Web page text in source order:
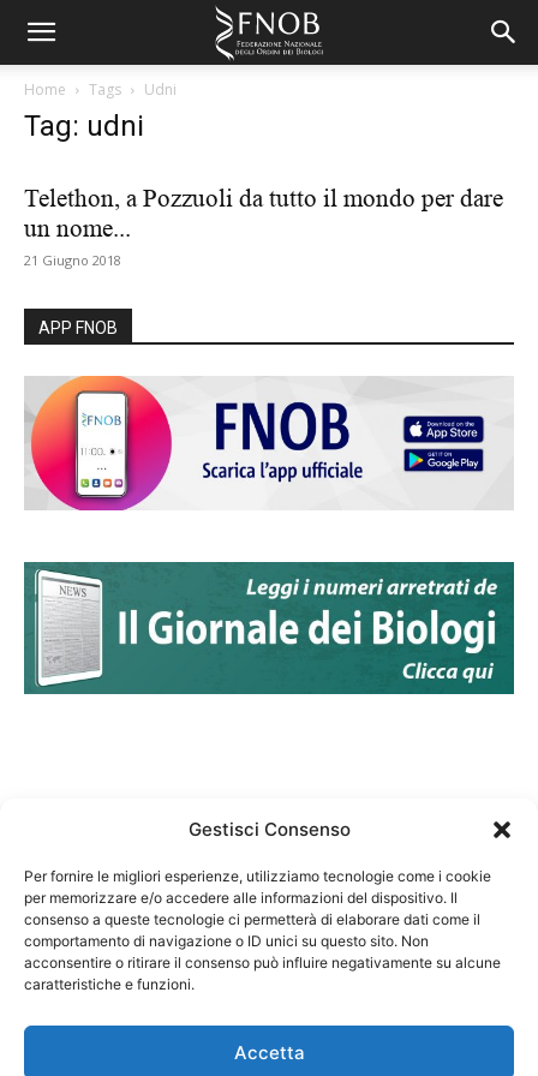
Gestisci Consenso
Per fornire le migliori esperienze, utilizziamo tecnologie come i cookie
per memorizzare e/o accedere alle informazioni del dispositivo. Il
consenso a queste tecnologie ci permetterà di elaborare dati come il
comportamento di navigazione o ID unici su questo sito. Non
acconsentire o ritirare il consenso può influire negativamente su alcune
caratteristiche e funzioni.
Accetta
Home Tags Udni
Tag: udni
Telethon, a Pozzuoli da tutto il mondo per dare
un nome...
21 Giugno 2018
APP FNOB
Federazione Nazionale Degli Ordini dei Biologi:
codice fiscale 80069130583
Responsabile sito internet www.fnob.it: Vincenzo